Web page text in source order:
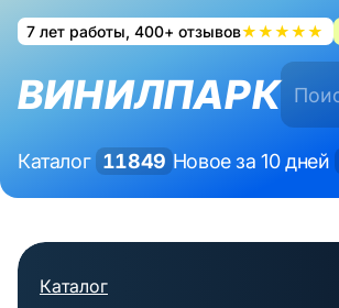
7 лет работы, 400+ отзывов★★★★★
ВИНИЛПАРК
Каталог 11849 Новое за 10 дней
Каталог